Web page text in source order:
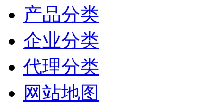
产品分类
企业分类
代理分类
网站地图